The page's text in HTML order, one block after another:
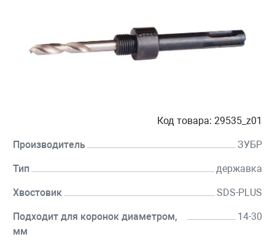
Код товара: 29535_z01
Производитель ЗУБР
Тип державка
Хвостовик SDS-PLUS
Подходит для коронок диаметром,
мм
14-30